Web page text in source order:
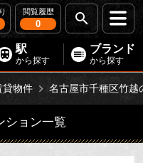
閲覧履歴
0
駅
から探す
ブランド
から探す
貸物件 名古屋市千種区竹越
ション一覧